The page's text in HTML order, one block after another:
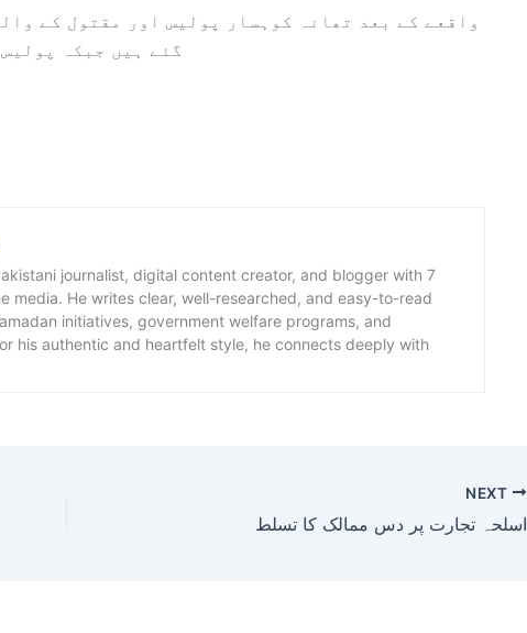
واقعے کے بعد تھانہ کوہسار پولیس اور مقتول کے
گئے ہیں جبکہ
journalist, digital content creator, and blogger with 7
media. He writes clear, well-researched, and easy-to-read
initiatives, government welfare programs, and
his authentic and heartfelt style, he connects deeply with
NEXT
اسلحہ تجارت پر دس ممالک کا تسلط